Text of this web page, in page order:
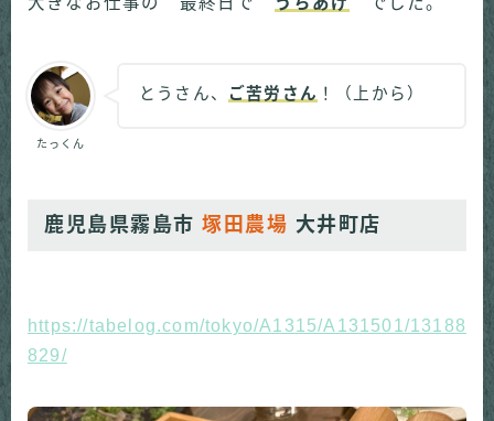
たっくん
とうさん、 ご苦労さん ！（上から）
鹿児島県霧島市 塚田農場 大井町店
https://tabelog.com/tokyo/A1315/A131501/13188
829/